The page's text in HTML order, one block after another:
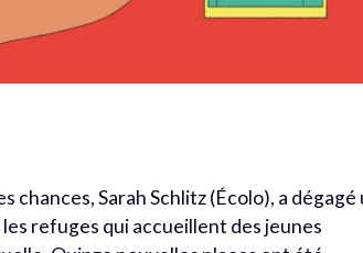
chances, Sarah Schlitz (Écolo), a dégagé
refuges qui accueillent des jeunes